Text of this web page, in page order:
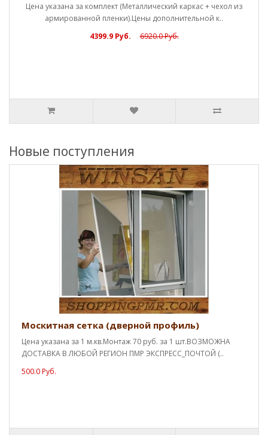
Цена указана за комплект (Металлический каркас + чехол из
армированной пленки).Цены дополнительной к..
4399.9 Руб.
6920.0 Руб.
Новые поступления
Москитная сетка (дверной профиль)
Цена указана за 1 м.кв.Монтаж 70 руб. за 1 шт.ВОЗМОЖНА
ДОСТАВКА В ЛЮБОЙ РЕГИОН ПМР ЭКСПРЕСС_ПОЧТОЙ (..
500.0 Руб.